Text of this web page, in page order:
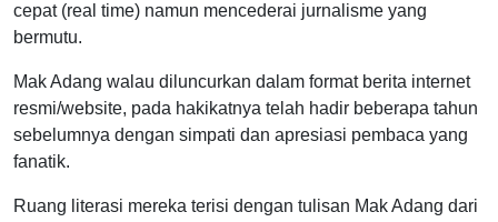
cepat (real time) namun mencederai jurnalisme yang
bermutu.
Mak Adang walau diluncurkan dalam format berita internet
resmi/website, pada hakikatnya telah hadir beberapa tahun
sebelumnya dengan simpati dan apresiasi pembaca yang
fanatik.
Ruang literasi mereka terisi dengan tulisan Mak Adang dari